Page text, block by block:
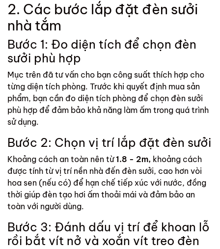
2. Các bước lắp đặt đèn sưởi
nhà tắm
Bước 1: Đo diện tích để chọn đèn
sưởi phù hợp
Mục trên đã tư vấn cho bạn công suất thích hợp cho
từng diện tích phòng. Trước khi quyết định mua sản
phẩm, bạn cần đo diện tích phòng để chọn đèn sưởi
phù hợp để đảm bảo khả năng làm ấm trong quá trình
sử dụng.
Bước 2: Chọn vị trí lắp đặt đèn sưởi
Khoảng cách an toàn nên từ 1.8 - 2m, khoảng cách
được tính từ vị trí nền nhà đến đèn sưởi, cao hơn vòi
hoa sen (nếu có) để hạn chế tiếp xúc với nước, đồng
thời giúp đèn tạo hơi ấm thoải mái và đảm bảo an
toàn với người dùng.
Bước 3: Đánh dấu vị trí để khoan lỗ
rồi bắt vít nở và xoắn vít treo đèn